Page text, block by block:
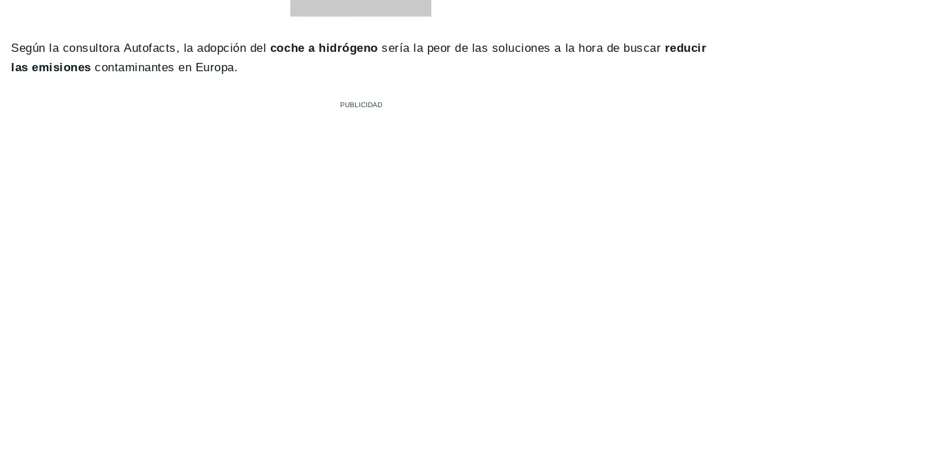
Según la consultora Autofacts, la adopción del coche a hidrógeno sería la peor de las soluciones a la hora de buscar reducir
las emisiones contaminantes en Europa.